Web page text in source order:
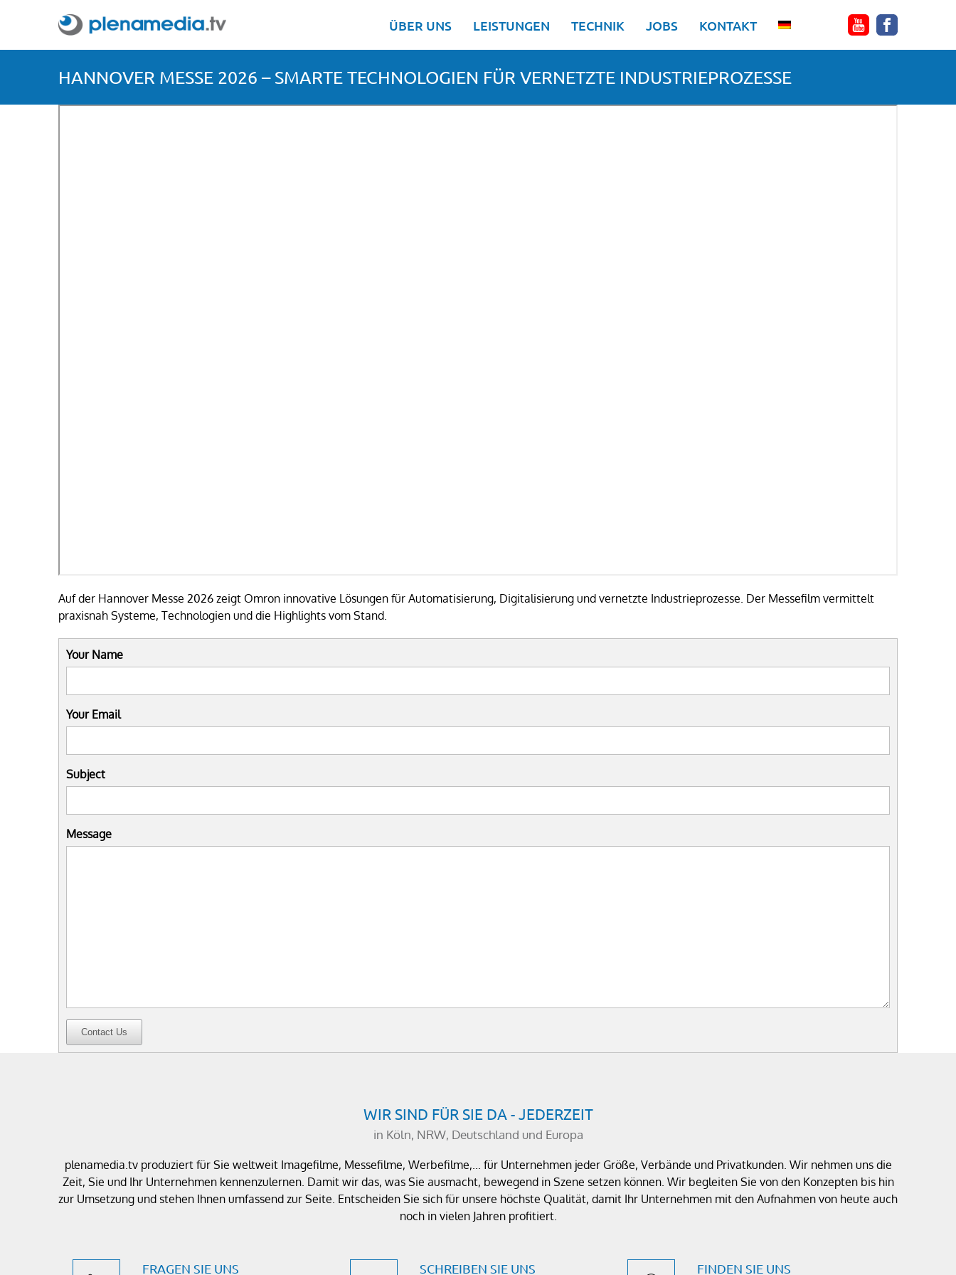
ÜBER UNS LEISTUNGEN TECHNIK JOBS KONTAKT
HANNOVER MESSE 2026 – SMARTE TECHNOLOGIEN FÜR VERNETZTE INDUSTRIEPROZESSE
Auf der Hannover Messe 2026 zeigt Omron innovative Lösungen für Automatisierung, Digitalisierung und vernetzte Industrieprozesse. Der Messefilm vermittelt
praxisnah Systeme, Technologien und die Highlights vom Stand.
Your Name
Your Email
Subject
Message
Contact Us
WIR SIND FÜR SIE DA - JEDERZEIT
in Köln, NRW, Deutschland und Europa
plenamedia.tv produziert für Sie weltweit Imagefilme, Messefilme, Werbefilme,... für Unternehmen jeder Größe, Verbände und Privatkunden. Wir nehmen uns die
Zeit, Sie und Ihr Unternehmen kennenzulernen. Damit wir das, was Sie ausmacht, bewegend in Szene setzen können. Wir begleiten Sie von den Konzepten bis hin
zur Umsetzung und stehen Ihnen umfassend zur Seite. Entscheiden Sie sich für unsere höchste Qualität, damit Ihr Unternehmen mit den Aufnahmen von heute auch
noch in vielen Jahren profitiert.
FRAGEN SIE UNS SCHREIBEN SIE UNS FINDEN SIE UNS